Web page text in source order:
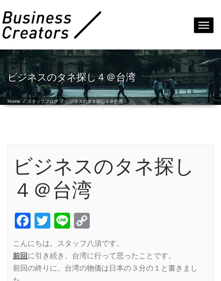
ビジネスのタネ探し４＠台湾
Home / スタッフブログ /ビジネスのタネ探し４＠台湾
ビジネスのタネ探し
４＠台湾
Facebook
Twitter
Line
Link
こんにちは。スタッフ八須です。
前回に引き続き、台湾に行って思ったことです。
前回の終りに、台湾の物価は日本の３分の１と書きまし